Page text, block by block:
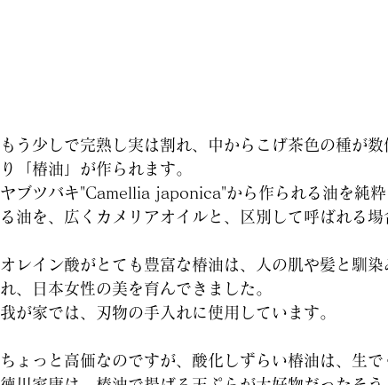
もう少しで完熟し実は割れ、中からこげ茶色の種が
り「椿油」が作られます。
ヤブツバキ"Camellia japonica"から作られる油を純
る油を、広くカメリアオイルと、区別して呼ばれる場
オレイン酸がとても豊富な椿油は、人の肌や髪と馴
れ、日本女性の美を育んできました。
我が家では、刃物の手入れに使用しています。
ちょっと高価なのですが、酸化しずらい椿油は、生